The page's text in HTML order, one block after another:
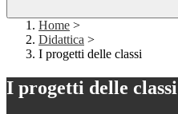
Home >
Didattica >
I progetti delle classi
I progetti delle classi